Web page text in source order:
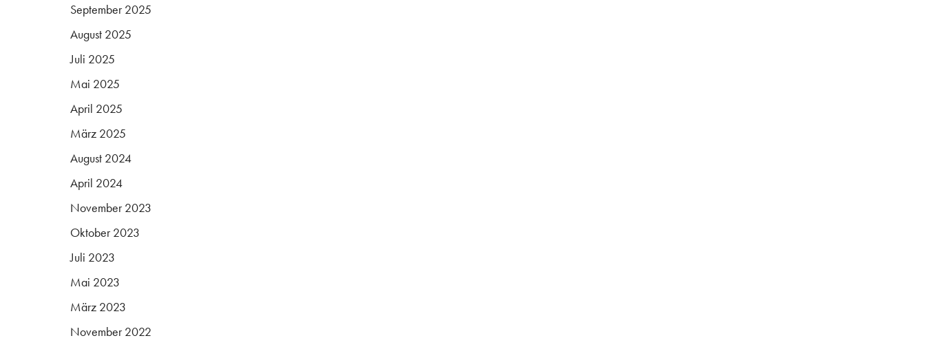
September 2025
August 2025
Juli 2025
Mai 2025
April 2025
März 2025
August 2024
April 2024
November 2023
Oktober 2023
Juli 2023
Mai 2023
März 2023
November 2022